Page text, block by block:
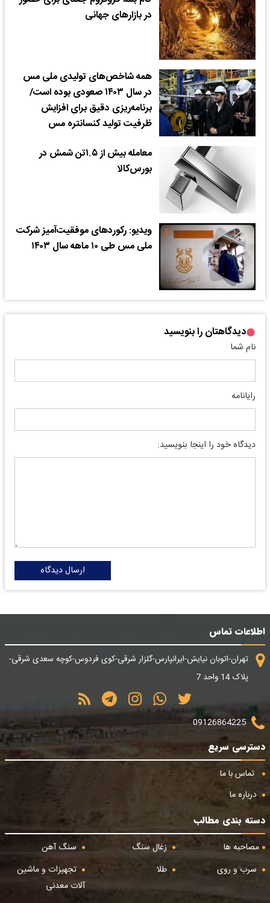
در بازار‌های جهانی
همه شاخص‌های تولیدی ملی مس
در سال ۱۴۰۳ صعودی بوده است/
برنامه‌ریزی دقیق برای افزایش
ظرفیت تولید کنسانتره مس
معامله بیش از ۱.۵تن شمش در
بورس‌کالا
ویدیو: رکوردهای موفقیت‌آمیز شرکت
ملی مس طی ۱۰ ماهه سال ۱۴۰۳
دیدگاهتان را بنویسید
نام شما
رایانامه
دیدگاه خود را اینجا بنویسید:
ارسال دیدگاه
اطلاعات تماس
تهران-اتوبان نیایش-ایرانپارس-گلزار شرقی-کوی فردوس-کوچه سعدی شرقی-
پلاک 14 واحد 7
09126864225
دسترسی سریع
تماس با ما
درباره ما
دسته بندی مطالب
مصاحبه ها
زغال سنگ
سنگ آهن
سرب و روی
طلا
تجهیزات و ماشین
آلات معدنی